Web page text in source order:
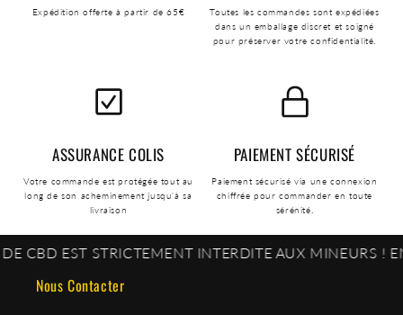
Expédition offerte à partir de 65€
Toutes les commandes sont expédiées
dans un emballage discret et soigné
pour préserver votre confidentialité.
ASSURANCE COLIS
Votre commande est protégée tout au
long de son acheminement jusqu'à sa
livraison
PAIEMENT SÉCURISÉ
Paiement sécurisé via une connexion
chiffrée pour commander en toute
sérénité.
STRICTEMENT INTERDITE AUX MINEURS ! EN
Nous Contacter